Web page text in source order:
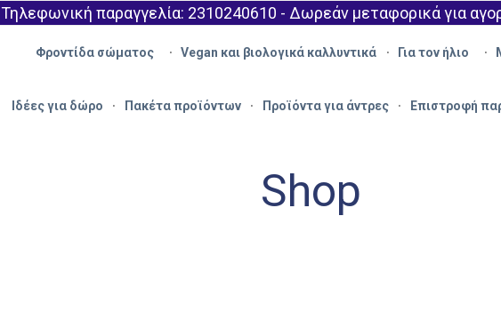
Τηλεφωνική παραγγελία: 2310240610 - Δωρεάν μεταφορικά για
Φροντίδα σώματος Vegan και βιολογικά καλλυντικά Για τον ήλιο
Ιδέες για δώρο Πακέτα προϊόντων Προϊόντα για άντρες Επιστροφή
Shop